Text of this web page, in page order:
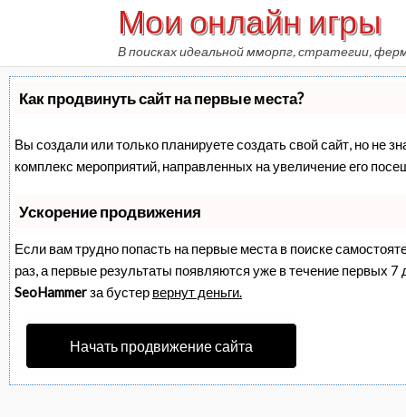
Мои онлайн игры
В поисках идеальной мморпг, стратегии,
Как продвинуть сайт на первые места?
Вы создали или только планируете создать свой сайт, но не
комплекс мероприятий, направленных на увеличение его
Ускорение продвижения
Если вам трудно попасть на первые места в поиске
раз, а первые результаты появляются уже в течение первых
SeoHammerза бустер вернут деньги.
Начать продвижение сайта